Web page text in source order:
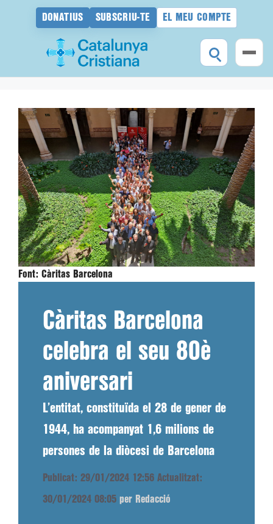
DONATIUS SUBSCRIU-TE EL MEU COMPTE
contingut
Font: Càritas Barcelona
Càritas Barcelona
celebra el seu 80è
aniversari
L’entitat, constituïda el 28 de gener de
1944, ha acompanyat 1,6 milions de
persones de la diòcesi de Barcelona
Publicat: 29/01/2024 12:56 Actualitzat:
30/01/2024 08:05 per Redacció